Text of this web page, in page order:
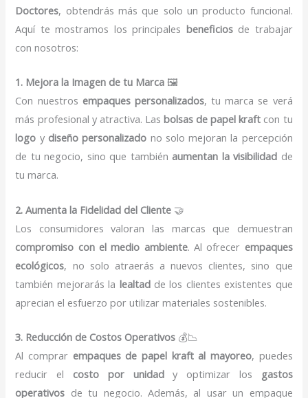
Doctores, obtendrás más que solo un producto funcional.
Aquí te mostramos los principales beneficiosde trabajar
con nosotros:
1. Mejora la Imagen de tu Marca 🖼️
Con nuestros empaques personalizados, tu marca se verá
más profesional y atractiva. Las bolsas de papel kraft con tu
logo y diseño personalizado no solo mejoran la percepción
de tu negocio, sino que también aumentan la visibilidad de
tu marca.
2. Aumenta la Fidelidad del Cliente 🤝
Los consumidores valoran las marcas que demuestran
compromiso con el medio ambiente. Al ofrecer empaques
ecológicos, no solo atraerás a nuevos clientes, sino que
también mejorarás la lealtadde los clientes existentes que
aprecian el esfuerzo por utilizar materiales sostenibles.
3. Reducción de Costos Operativos 💰📉
Al comprar empaques de papel kraft al mayoreo, puedes
reducir el costo por unidady optimizar los gastos
operativos de tu negocio. Además, al usar un empaque